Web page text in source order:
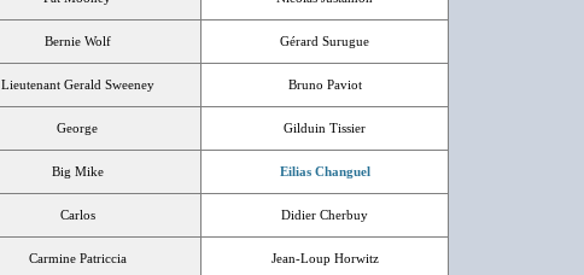
Bernie Wolf Gérard Surugue
Lieutenant Gerald Sweeney Bruno Paviot
George Gilduin Tissier
Big Mike Eilias Changuel
Carlos Didier Cherbuy
Carmine Patriccia Jean-Loup Horwitz